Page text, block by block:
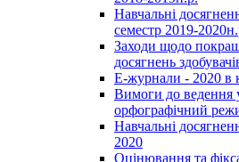
Навчальні
семестр 2019-
Заходи щодо
досягнень
Е-журнали - 2020 в
Вимоги до ведення
орфографічний
Навчальні
2020
Оцінювання та